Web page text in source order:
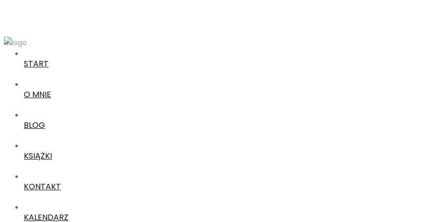
START
O MNIE
BLOG
KSIĄŻKI
KONTAKT
KALENDARZ